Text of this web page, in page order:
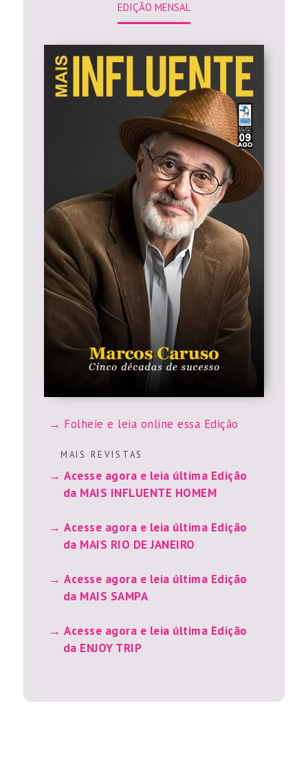
EDIÇÃO MENSAL
Folheie e leia online essa Edição
M A I S R E V I S T A S
Acesse agora e leia última Edição
da MAIS INFLUENTE HOMEM
Acesse agora e leia última Edição
da MAIS RIO DE JANEIRO
Acesse agora e leia última Edição
da MAIS SAMPA
Acesse agora e leia última Edição
da ENJOY TRIP